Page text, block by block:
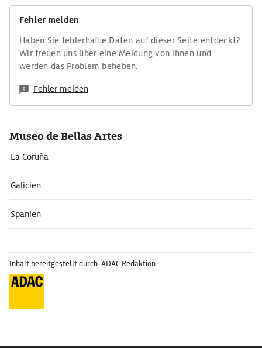
Fehler melden
Haben Sie fehlerhafte Daten auf dieser Seite entdeckt?
Wir freuen uns über eine Meldung von Ihnen und
werden das Problem beheben.
Fehler melden
Museo de Bellas Artes
La Coruña
Galicien
Spanien
Inhalt bereitgestellt durch: ADAC Redaktion